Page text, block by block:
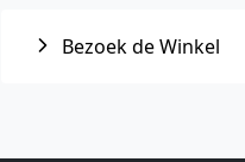
Bezoek de Winkel